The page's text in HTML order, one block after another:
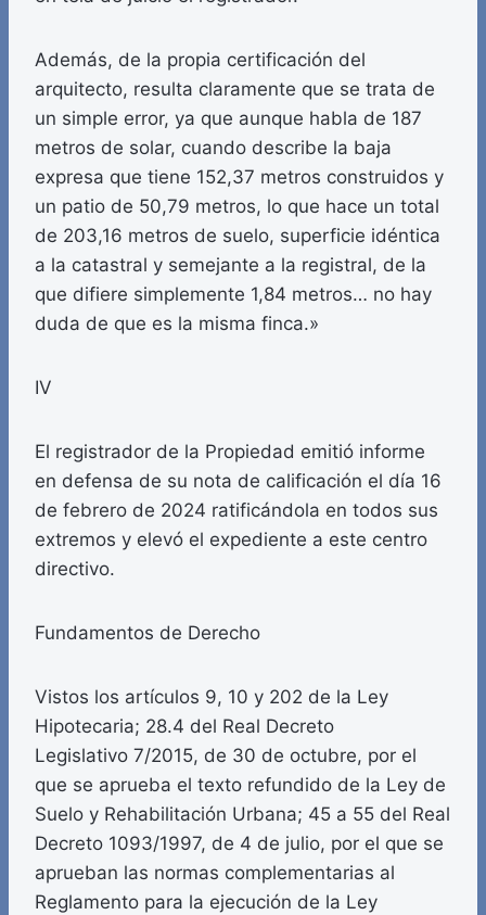
Además, de la propia certificación del
arquitecto, resulta claramente que se trata de
un simple error, ya que aunque habla de 187
metros de solar, cuando describe la baja
expresa que tiene 152,37 metros construidos y
un patio de 50,79 metros, lo que hace un total
de 203,16 metros de suelo, superficie idéntica
a la catastral y semejante a la registral, de la
que difiere simplemente 1,84 metros… no hay
duda de que es la misma finca.»
IV
El registrador de la Propiedad emitió informe
en defensa de su nota de calificación el día 16
de febrero de 2024 ratificándola en todos sus
extremos y elevó el expediente a este centro
directivo.
Fundamentos de Derecho
Vistos los artículos 9, 10 y 202 de la Ley
Hipotecaria; 28.4 del Real Decreto
Legislativo 7/2015, de 30 de octubre, por el
que se aprueba el texto refundido de la Ley de
Suelo y Rehabilitación Urbana; 45 a 55 del Real
Decreto 1093/1997, de 4 de julio, por el que se
aprueban las normas complementarias al
Reglamento para la ejecución de la Ley